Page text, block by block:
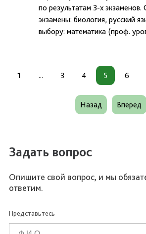
по результатам 3-х экзаменов.
экзамены: биология, русский
выбору: математика (проф.
1 ... 3 4 5 6
Назад Вперед
Задать вопрос
Опишите свой вопрос, и мы
ответим.
Представьтесь